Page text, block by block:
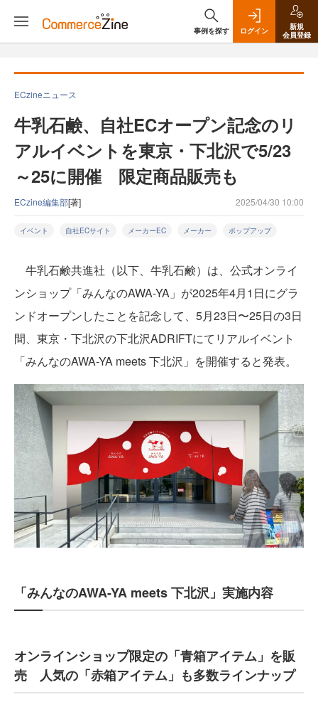
事例を探す ログイン
新規
会員登録
ECzineニュース
牛乳石鹸、自社ECオープン記念のリ
アルイベントを東京・下北沢で5/23
～25に開催 限定商品販売も
ECzine編集部[著] 2025/04/30 10:00
イベント 自社ECサイト メーカーEC メーカー ポップアップ
牛乳石鹸共進社（以下、牛乳石鹸）は、公式オンライ
ンショップ「みんなのAWA-YA」が2025年4月1日にグラ
ンドオープンしたことを記念して、5月23日〜25日の3日
間、東京・下北沢の下北沢ADRIFTにてリアルイベント
「みんなのAWA-YA meets 下北沢」を開催すると発表。
「みんなのAWA-YA meets 下北沢」実施内容
オンラインショップ限定の「青箱アイテム」を販
売 人気の「赤箱アイテム」も多数ラインナップ